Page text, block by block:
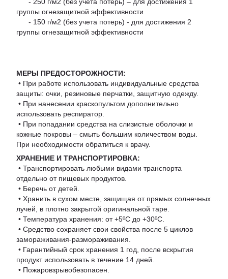
группы огнезащитной эффективности
- 150 г/м2 (без учета потерь) - для достижения 2
группы огнезащитной эффективности
МЕРЫ ПРЕДОСТОРОЖНОСТИ:
• При работе использовать индивидуальные средства
защиты: очки, резиновые перчатки, защитную одежду.
• При нанесении краскопультом дополнительно
использовать респиратор.
• При попадании средства на слизистые оболочки и
кожные покровы – смыть большим количеством воды.
При необходимости обратиться к врачу.
ХРАНЕНИЕ И ТРАНСПОРТИРОВКА:
• Транспортировать любыми видами транспорта
отдельно от пищевых продуктов.
• Беречь от детей.
• Хранить в сухом месте, защищая от прямых солнечных
лучей, в плотно закрытой оригинальной таре.
• Температура хранения: от +5ºС до +30ºС.
• Средство сохраняет свои свойства после 5 циклов
замораживания-размораживания.
• Гарантийный срок хранения 1 год, после вскрытия
продукт использовать в течение 14 дней.
• Пожаровзрывобезопасен.